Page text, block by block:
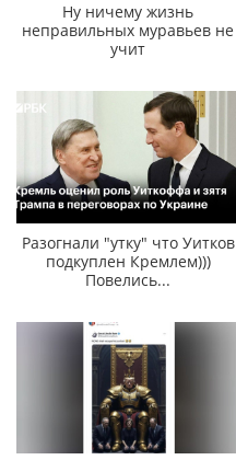
Ну ничему жизнь
неправильных муравьев не
учит
Разогнали "утку" что Уитков
подкуплен Кремлем)))
Повелись...